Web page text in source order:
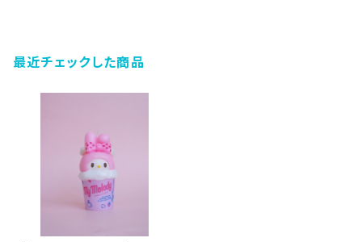
最近チェックした商品